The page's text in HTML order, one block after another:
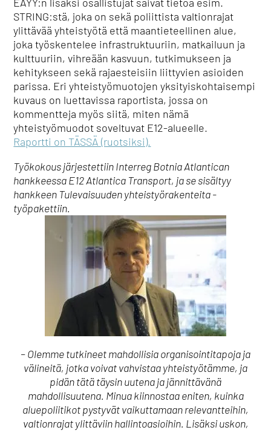
STRING:stä, joka on sekä poliittista valtionrajat
ylittävää yhteistyötä että maantieteellinen alue,
joka työskentelee infrastruktuuriin, matkailuun ja
kulttuuriin, vihreään kasvuun, tutkimukseen ja
kehitykseen sekä rajaesteisiin liittyvien asioiden
parissa. Eri yhteistyömuotojen yksityiskohtaisempi
kuvaus on luettavissa raportista, jossa on
kommentteja myös siitä, miten nämä
yhteistyömuodot soveltuvat E12-alueelle.
Raportti on TÄSSÄ (ruotsiksi).
Työkokous järjestettiin Interreg Botnia Atlantican
hankkeessa E12 Atlantica Transport, ja se sisältyy
hankkeen Tulevaisuuden yhteistyörakenteita -
työpakettiin.
– Olemme tutkineet mahdollisia organisointitapoja ja
välineitä, jotka voivat vahvistaa yhteistyötämme, ja
pidän tätä täysin uutena ja jännittävänä
mahdollisuutena. Minua kiinnostaa eniten, kuinka
aluepoliitikot pystyvät vaikuttamaan relevantteihin,
valtionrajat ylittäviin hallintoasioihin. Lisäksi uskon,